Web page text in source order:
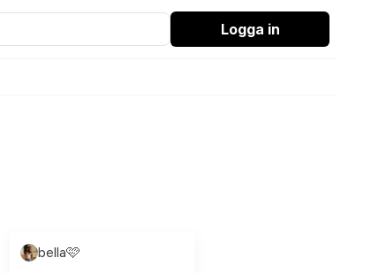
Logga in
bella🩷